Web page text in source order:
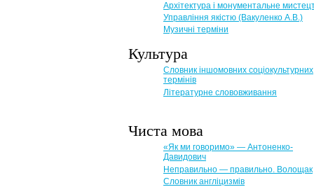
Архітектура і монументальне
Управління якістю (Вакуленко А.В.)
Музичні терміни
Культура
Словник іншомовних соціокультурних
термінів
Літературне слововживання
Чиста мова
«Як ми говоримо» — Антоненко-
Давидович
Неправильно — правильно. Волощак
Словник англіцизмів